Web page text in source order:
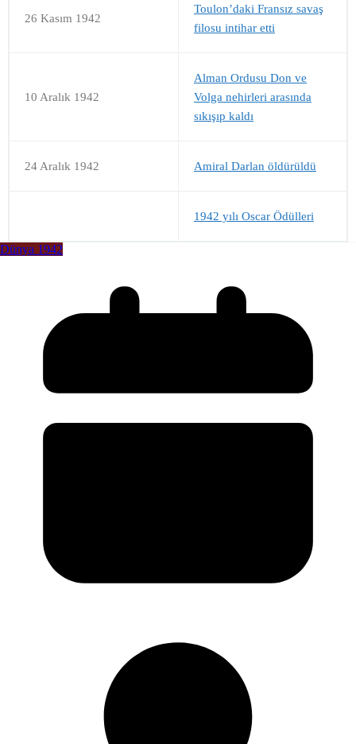
26 Kasım 1942
Toulon’daki Fransız savaş
filosu intihar etti
10 Aralık 1942
Alman Ordusu Don ve
Volga nehirleri arasında
sıkışıp kaldı
24 Aralık 1942 Amiral Darlan öldürüldü
1942 yılı Oscar Ödülleri
Dünya 1942